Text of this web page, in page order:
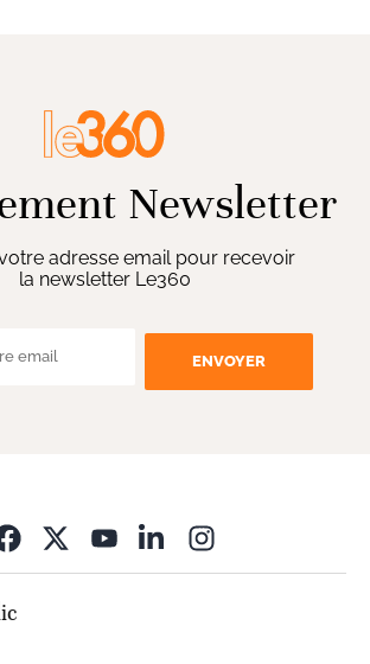
Newsletter
adresse email pour recevoir
la newsletter Le360
ENVOYER